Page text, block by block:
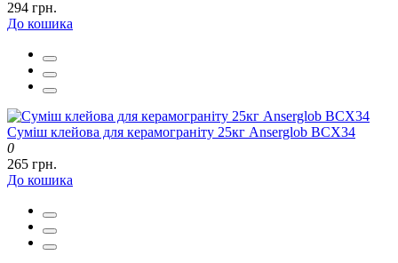
294 грн.
До кошика
Суміш клейова для керамограніту 25кг Anserglob BCX34
0
265 грн.
До кошика